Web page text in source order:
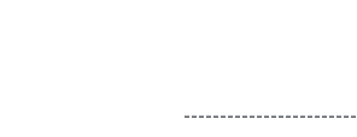
------------------------